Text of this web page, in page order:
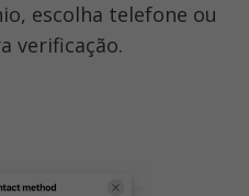
escolha telefone ou
verificação.